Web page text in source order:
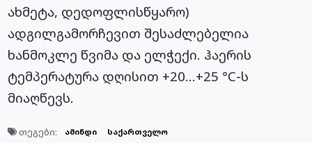
ახმეტა, დედოფლისწყარო)
ადგილგამორჩევით შესაძლებელია
ხანმოკლე წვიმა და ელჭექი. ჰაერის
ტემპერატურა დღისით +20…+25 °C-ს
მიაღწევს.
თეგები: ამინდი საქართველო